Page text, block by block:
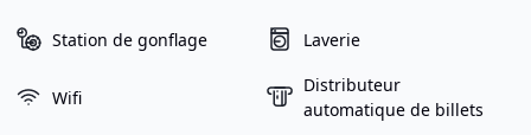
Station de gonflage Laverie
Wifi
Distributeur
automatique de billets